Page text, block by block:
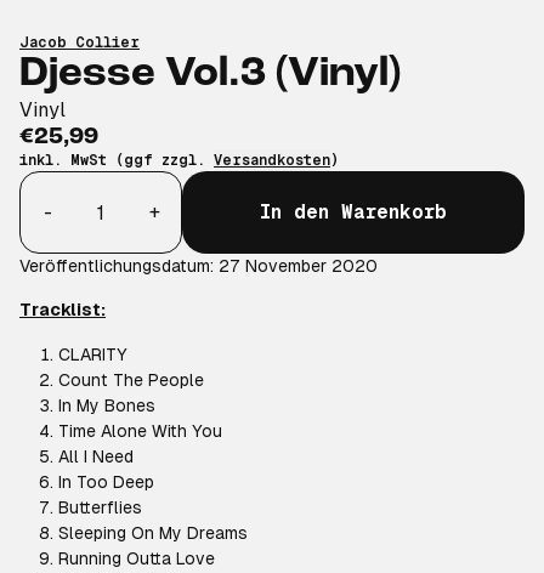
Jacob Collier
Djesse Vol.3 (Vinyl)
Vinyl
€25,99
inkl. MwSt (ggf zzgl. Versandkosten)
Anzahl
-
+ In den Warenkorb
Veröffentlichungsdatum: 27 November 2020
Tracklist:
CLARITY
Count The People
In My Bones
Time Alone With You
All I Need
In Too Deep
Butterflies
Sleeping On My Dreams
Running Outta Love